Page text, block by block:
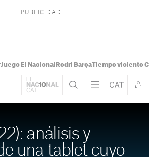
Juego El Nacional Rodri BarçaTiempo violento
análisis y
una tablet cuyo